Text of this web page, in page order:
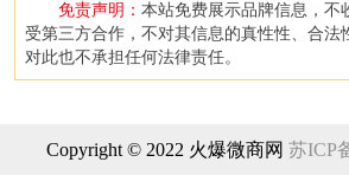
免责声明： 本站免费展示品牌信息，不
受第三方合作，不对其信息的真性性、合法
对此也不承担任何法律责任。
Copyright © 2022 火爆微商网 苏ICP